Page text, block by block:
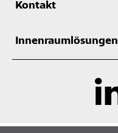
Kontakt
Innenraumlösungen